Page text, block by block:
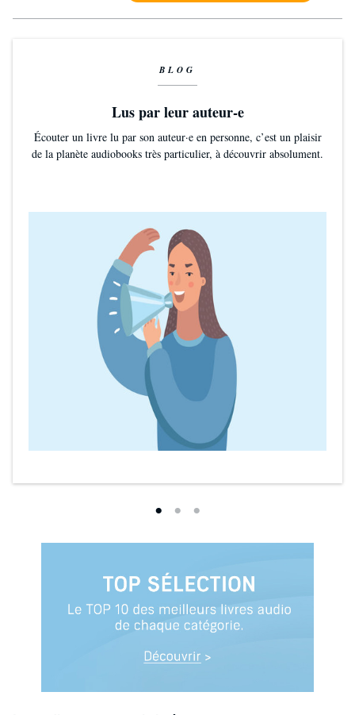
BLOG
Lus par leur auteur-e
Écouter un livre lu par son auteur·e en personne, c’est un plaisir
de la planète audiobooks très particulier, à découvrir absolument.